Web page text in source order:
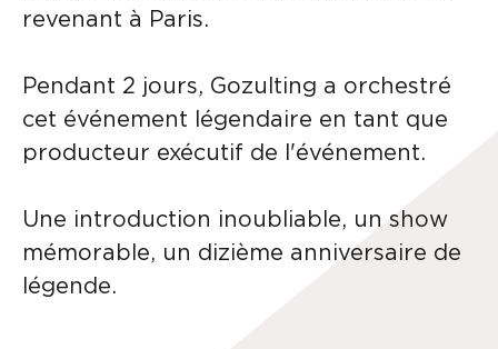
revenant à Paris.
Pendant 2 jours, Gozulting a orchestré
cet événement légendaire en tant que
producteur exécutif de l'événement.
Une introduction inoubliable, un show
mémorable, un dizième anniversaire de
légende.